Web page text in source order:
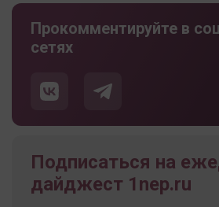
Прокомментируйте в
сетях
Подписаться на
дайджест 1nep.ru